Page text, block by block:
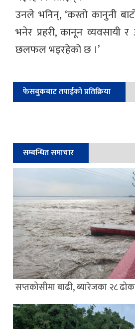
उनले भनिन्, ‘कस्तो कानुनी
भनेर प्रहरी, कानून व्यवसायी र
छलफल भइरहेको छ ।’
फेसबुकबाट तपाईको प्रतिक्रिया
सम्बन्धित समाचार
सप्तकोसीमा बाढी, ब्यारेजका २८